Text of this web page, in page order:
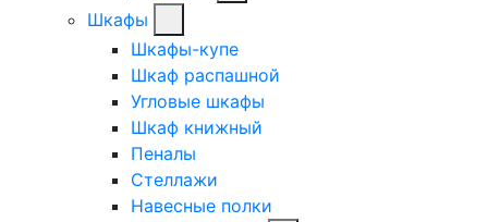
Шкафы
Шкафы-купе
Шкаф распашной
Угловые шкафы
Шкаф книжный
Пеналы
Стеллажи
Навесные полки